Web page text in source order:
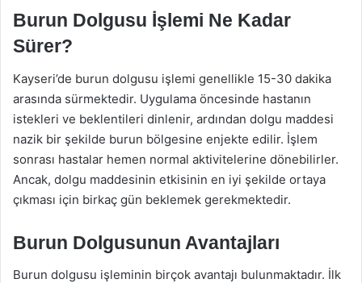
Burun Dolgusu İşlemi Ne Kadar
Sürer?
Kayseri’de burun dolgusu işlemi genellikle 15-30 dakika
arasında sürmektedir. Uygulama öncesinde hastanın
istekleri ve beklentileri dinlenir, ardından dolgu maddesi
nazik bir şekilde burun bölgesine enjekte edilir. İşlem
sonrası hastalar hemen normal aktivitelerine dönebilirler.
Ancak, dolgu maddesinin etkisinin en iyi şekilde ortaya
çıkması için birkaç gün beklemek gerekmektedir.
Burun Dolgusunun Avantajları
Burun dolgusu işleminin birçok avantajı bulunmaktadır. İlk